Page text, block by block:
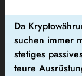
Da
suchen immer
stetiges
teure